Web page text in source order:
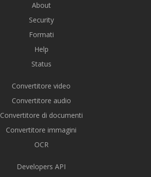
About
Security
Formati
Help
Status
Convertitore video
Convertitore audio
Convertitore di documenti
Convertitore immagini
OCR
Developers API